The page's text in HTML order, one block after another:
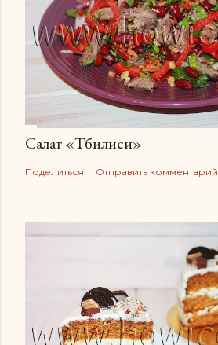
Салат «Тбилиси»
Поделиться Отправить комментарий